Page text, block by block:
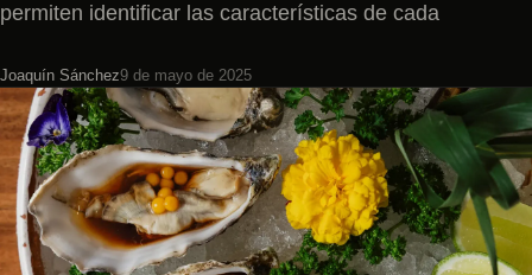
permiten identificar las características de cada
Joaquín Sánchez9 de mayo de 2025